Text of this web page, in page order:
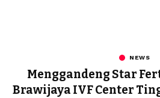
NEWS
Menggandeng Star
Brawijaya IVF Center